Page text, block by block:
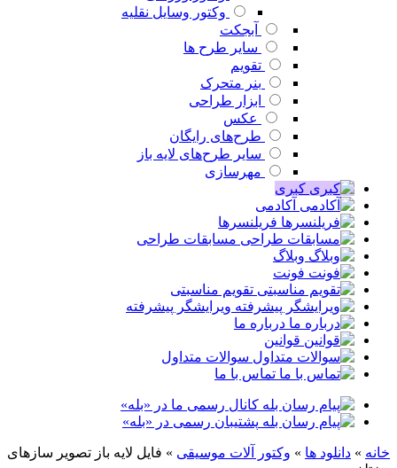
وکتور وسایل نقلیه
آبجکت
سایر طرح ها
تقویم
بنر متحرک
ابزار طراحی
عکس
طرح‌های رایگان
سایر طرح‌های لایه باز
مهرسازی
کبری
آکادمی
فریلنسرها
مسابقات طراحی
وبلاگ
فونت
تقویم مناسبتی
ویرایشگر پیشرفته
درباره ما
قوانین
سوالات متداول
تماس با ما
کانال رسمی ما در «بله»
پشتیبان رسمی در «بله»
خانه » دانلود ها » وکتور آلات موسیقی » فایل لایه باز تصویر سازهای